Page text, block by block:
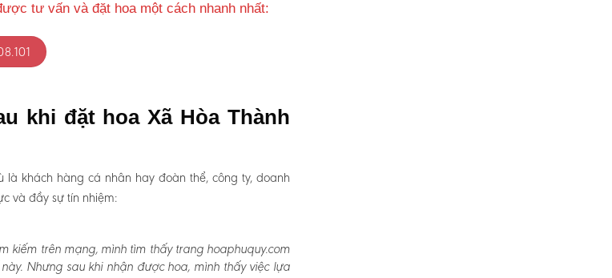
tư vấn và đặt hoa một cách nhanh nhất:
khi đặt hoa Xã Hòa Thành
khách hàng cá nhân hay đoàn thể, công ty, doanh
và đầy sự tín nhiệm:
kiếm trên mạng, mình tìm thấy trang hoaphuquy.com
Nhưng sau khi nhận được hoa, mình thấy việc lựa